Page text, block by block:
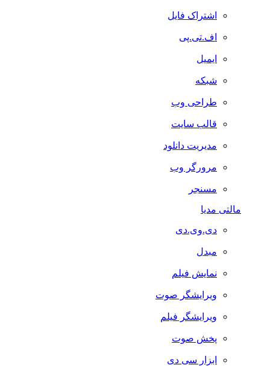
اشتراک فایل
اف.تی.پی
ایمیل
شبکه
طراحی وب
قالب سایت
مدیریت دانلود
مرورگر وب
مسنجر
مالتی مدیا
دی.وی.دی
مبدل
نمایش فیلم
ویرایشگر صوت
ویرایشگر فیلم
پخش صوت
ابزار سی دی